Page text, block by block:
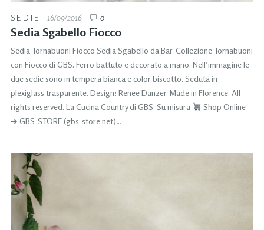
SEDIE 16/09/2016 0
Sedia Sgabello Fiocco
Sedia Tornabuoni Fiocco Sedia Sgabello da Bar. Collezione Tornabuoni
con Fiocco di GBS. Ferro battuto e decorato a mano. Nell’immagine le
due sedie sono in tempera bianca e color biscotto. Seduta in
plexiglass trasparente. Design: Renee Danzer. Made in Florence. All
rights reserved. La Cucina Country di GBS. Su misura
Shop Online
➜ GBS-STORE (gbs-store.net)…